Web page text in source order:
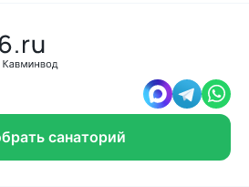
санаторий